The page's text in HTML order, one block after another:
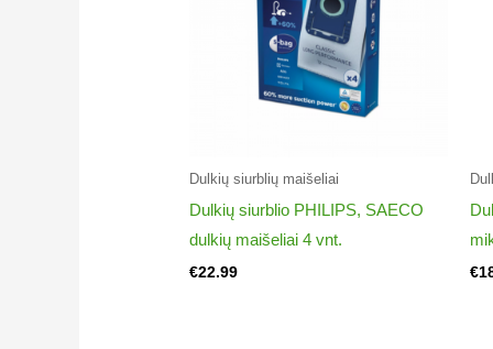
VACUUM CLEANER MINI SPACE
Rowenta RO52274A/4Q0
VACUUM CLEANER COMPACTEO
Rowenta RO5227R1/4Q0
Dulkių siurblių maišeliai
Dulkių siurblio PHILIPS, SAECO
dulkių maišeliai 4 vnt.
€22.99 €